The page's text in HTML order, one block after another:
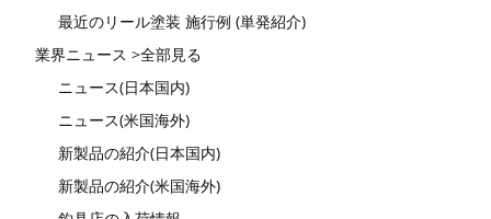
最近のリール塗装 施行例 (単発紹介)
業界ニュース >全部見る
ニュース(日本国内)
ニュース(米国海外)
新製品の紹介(日本国内)
新製品の紹介(米国海外)